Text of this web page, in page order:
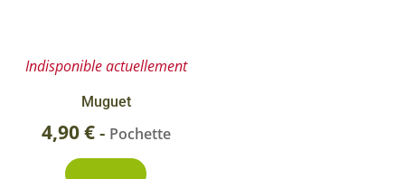
Indisponible actuellement
Muguet
4,90€- Pochette